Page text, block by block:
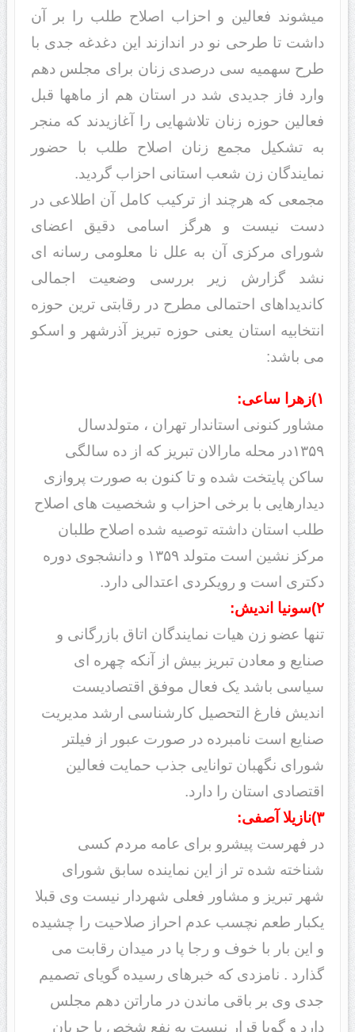
میشوند فعالین و احزاب اصلاح طلب را بر آن
داشت تا طرحی نو در اندازند این دغدغه جدی با
طرح سهمیه سی درصدی زنان برای مجلس دهم
وارد فاز جدیدی شد در استان هم از ماهها قبل
فعالین حوزه زنان تلاشهایی را آغازیدند که منجر
به تشکیل مجمع زنان اصلاح طلب با حضور
نمایندگان زن شعب استانی احزاب گردید.
مجمعی که هرچند از ترکیب کامل آن اطلاعی در
دست نیست و هرگز اسامی دقیق اعضای
شورای مرکزی آن به علل نا معلومی رسانه ای
نشد گزارش زیر بررسی وضعیت اجمالی
کاندیداهای احتمالی مطرح در رقابتی ترین حوزه
انتخابیه استان یعنی حوزه تبریز آذرشهر و اسکو
می باشد:
۱)زهرا ساعی:
مشاور کنونی استاندار تهران ، متولدسال
۱۳۵۹در محله مارالان تبریز که از ده سالگی
ساکن پایتخت شده و تا کنون به صورت پروازی
دیدارهایی با برخی احزاب و شخصیت های اصلاح
طلب استان داشته توصیه شده اصلاح طلبان
مرکز نشین است متولد ۱۳۵۹ و دانشجوی دوره
دکتری است و رویکردی اعتدالی دارد.
۲)سونیا اندیش:
تنها عضو زن هیات نمایندگان اتاق بازرگانی و
صنایع و معادن تبریز بیش از آنکه چهره ای
سیاسی باشد یک فعال موفق اقتصادیست
اندیش فارغ التحصیل کارشناسی ارشد مدیریت
صنایع است نامبرده در صورت عبور از فیلتر
شورای نگهبان توانایی جذب حمایت فعالین
اقتصادی استان را دارد.
۳)نازیلا آصفی:
در فهرست پیشرو برای عامه مردم کسی
شناخته شده تر از این نماینده سابق شورای
شهر تبریز و مشاور فعلی شهردار نیست وی قبلا
یکبار طعم نچسب عدم احراز صلاحیت را چشیده
و این بار با خوف و رجا پا در میدان رقابت می
گذارد . نامزدی که خبرهای رسیده گویای تصمیم
جدی وی بر باقی ماندن در ماراتن دهم مجلس
دارد و گویا قرار نیست به نفع شخص یا جریان